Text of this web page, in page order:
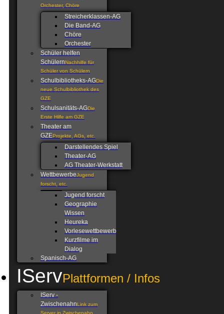
Orchester, Chöre
Streicherklassen-AG
Die Band-AG
Chöre
Orchester
Schüler helfen
SchülernNachhilfe für
Schüler von Schülern
Schulbibliotheks-AGDie
neue Schulbibliothek des
GZE
Schulsanitäts-AGDie
Erste Hilfe am GZE
Theater am
GZEProjekte, AGs, etc.
Darstellendes Spiel
Theater-AG
AG Theater-Werkstatt
WettbewerbeJugend
forscht, etc.
Jugend forscht
Geographie
Wissen
Heureka
Vorlesewettbewerb
Kurzfilme im
Dialog
Spanisch-AG
IServPlattformen / Infos
IServ -
ZwischenahnLink zum